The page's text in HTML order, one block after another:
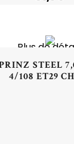
Plus de
STEEL
4/108 ET29